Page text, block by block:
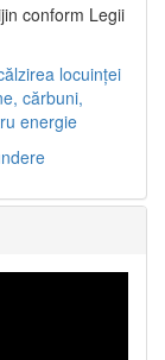
conform Legii
locuinței
cărbuni,
energie